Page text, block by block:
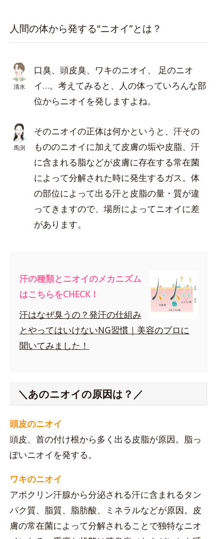
人間の体から発する“ニオイ”とは？
清水
口臭、頭皮臭、ワキのニオイ、 足のニオ
イ…。考えてみると、人の体っていろんな部
位からニオイを発しますよね。
馬渕
そのニオイの正体は何かというと、汗その
もののニオイに加えて皮膚の垢や皮脂、汗
に含まれる脂などが皮膚に存在する常在菌
によって分解された時に発生するガス。体
の部位によって出る汗と皮脂の量・質が違
ってきますので、場所によってニオイに差
があります。
汗の種類とニオイのメカニズム
はこちらをCHECK！
汗はなぜ臭うの？発汗の仕組み
とやってはいけないNG習慣｜美容のプロに
聞いてみました！
＼あのニオイの原因は？／
頭皮のニオイ
頭皮、首の付け根から多く出る皮脂が原因。脂っ
ぽいニオイを発する。
ワキのニオイ
アポクリン汗腺から分泌される汗に含まれるタン
パク質、脂質、脂肪酸、ミネラルなどが原因。皮
膚の常在菌によって分解されることで独特なニオ